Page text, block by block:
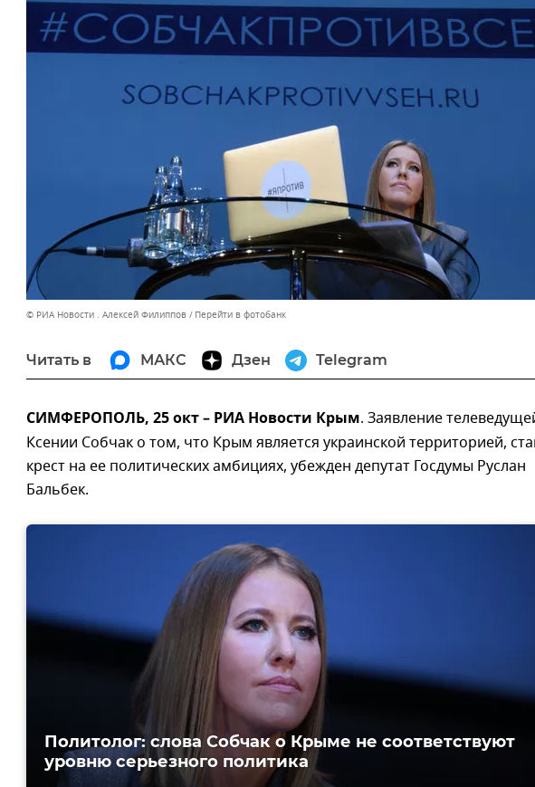
© РИА Новости . Алексей Филиппов Перейти в фотобанк
Читать в МАКС Дзен Telegram
СИМФЕРОПОЛЬ, 25 окт – РИА Новости Крым. Заявление
Ксении Собчак о том, что Крым является украинской территорией,
крест на ее политических амбициях, убежден депутат Госдумы Руслан
Бальбек.
Политолог: слова Собчак о Крыме не соответствуют
уровню серьезного политика